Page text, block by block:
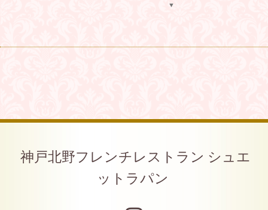
▼
神戸北野フレンチレストラン シュエ
ットラパン